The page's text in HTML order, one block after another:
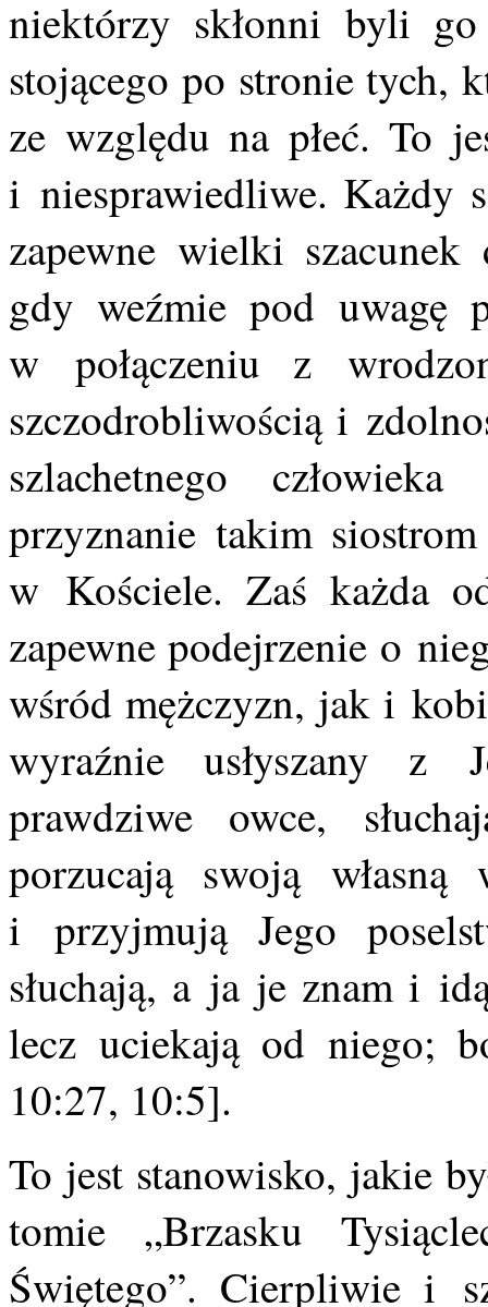
niektórzy skłonni byli
stojącego po stronie tych,
ze względu na płeć. To
i niesprawiedliwe. Każdy
zapewne wielki
gdy weźmie pod uwagę
w połączeniu z
szczodrobliwością i
szlachetnego
przyznanie takim
w Kościele. Zaś każda
zapewne podejrzenie o
wśród mężczyzn, jak i
wyraźnie usłyszany z
prawdziwe owce,
porzucają swoją
i przyjmują Jego
słuchają, a ja je znam i
lecz uciekają od niego;
10:27, 10:5].
To jest stanowisko, jakie
tomie „Brzasku
Świętego”. Cierpliwie i